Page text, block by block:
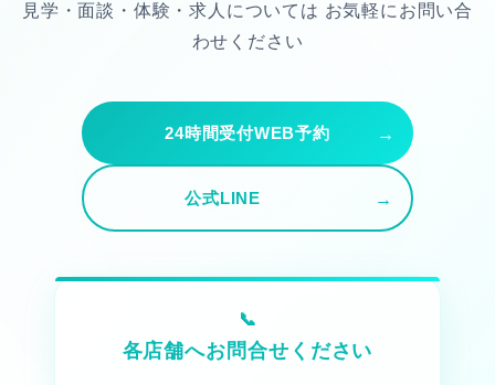
見学・面談・体験・求人については お気軽にお問い合
わせください
24時間受付WEB予約
公式LINE
各店舗へお問合せください